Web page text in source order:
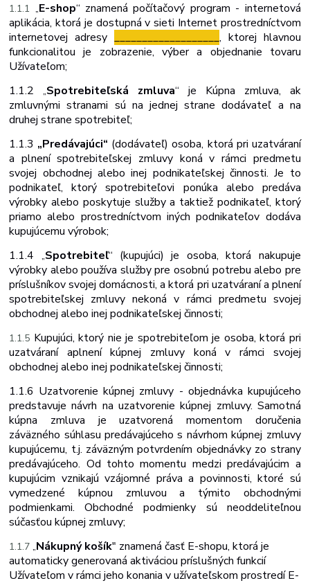
1.1.1 „E-shop“ znamená počítačový program - internetová
aplikácia, ktorá je dostupná v sieti Internet prostredníctvom
internetovej adresy ___________________, ktorej hlavnou
funkcionalitou je zobrazenie, výber a objednanie tovaru
Užívateľom;
1.1.2„Spotrebiteľská zmluva“ je Kúpna zmluva, ak
zmluvnými stranami sú na jednej strane dodávateľ a na
druhej strane spotrebiteľ;
1.1.3 „Predávajúci“ (dodávateľ) osoba, ktorá pri uzatváraní
a plnení spotrebiteľskej zmluvy koná v rámci predmetu
svojej obchodnej alebo inej podnikateľskej činnosti. Je to
podnikateľ, ktorý spotrebiteľovi ponúka alebo predáva
výrobky alebo poskytuje služby a taktiež podnikateľ, ktorý
priamo alebo prostredníctvom iných podnikateľov dodáva
kupujúcemu výrobok;
1.1.4
„Spotrebiteľ“ (kupujúci) je osoba, ktorá nakupuje
výrobky alebo používa služby pre osobnú potrebu alebo pre
príslušníkov svojej domácnosti, a ktorá pri uzatváraní a plnení
spotrebiteľskej zmluvy nekoná v rámci predmetu svojej
obchodnej alebo inej podnikateľskej činnosti;
1.1.5 Kupujúci,ktorý nieje spotrebiteľomje osoba,ktorá pri
uzatváraní aplnení kúpnej zmluvy koná v rámci svojej
obchodnej alebo inej podnikateľskej činnosti;
1.1.6 Uzatvorenie kúpnej zmluvy - objednávka kupujúceho
predstavuje návrh na uzatvorenie kúpnej zmluvy. Samotná
kúpna zmluva je uzatvorená momentom doručenia
záväzného súhlasu predávajúceho s návrhom kúpnej zmluvy
kupujúcemu, t.j. záväzným potvrdením objednávky zo strany
predávajúceho. Od tohto momentu medzi predávajúcim a
kupujúcim vznikajú vzájomné práva a povinnosti, ktoré sú
vymedzené kúpnou zmluvou a týmito obchodnými
podmienkami. Obchodné podmienky sú neoddeliteľnou
súčasťou kúpnej zmluvy;
1.1.7„Nákupný košík" znamená časť E-shopu, ktorá je
automaticky generovaná aktiváciou príslušných funkcií
Užívateľom v rámci jeho konania v užívateľskom prostredí E-